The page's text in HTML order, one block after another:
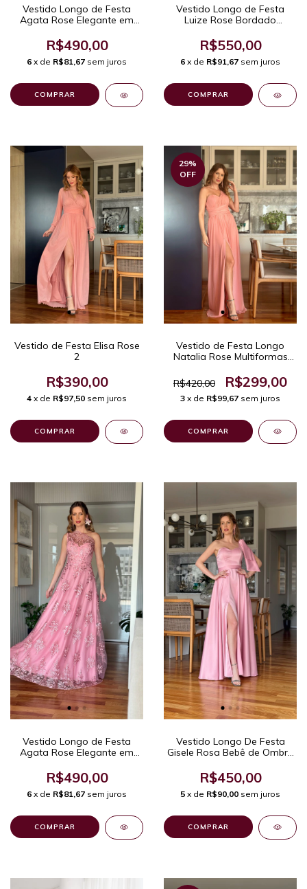
Vestido Longo de Festa
Agata Rose Elegante em
Ombro Só
R$490,00
6 x de R$81,67 sem juros
COMPRAR
Vestido Longo de Festa
Luize Rose Bordado
Estruturado.
R$550,00
6 x de R$91,67 sem juros
COMPRAR
Vestido de Festa Elisa Rose
2
R$390,00
4 x de R$97,50 sem juros
COMPRAR
29%
OFF
Vestido de Festa Longo
Natalia Rose Multiformas
Sofisticado
R$420,00 R$299,00
3 x de R$99,67 sem juros
COMPRAR
Vestido Longo de Festa
Agata Rose Elegante em
Ombro Só
R$490,00
6 x de R$81,67 sem juros
COMPRAR
Vestido Longo De Festa
Gisele Rosa Bebê de Ombro
R$450,00
5 x de R$90,00 sem juros
COMPRAR